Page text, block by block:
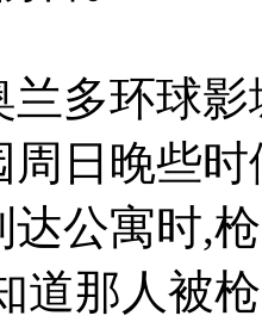
兰多环球
周日晚些
达公寓时,
道那人被